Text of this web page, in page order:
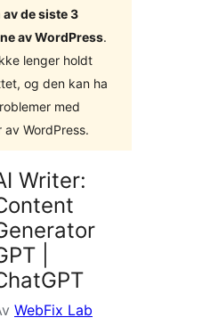
de siste 3
av WordPress.
lenger holdt
og den kan ha
med
WordPress.
Writer:
|
WebFix Lab